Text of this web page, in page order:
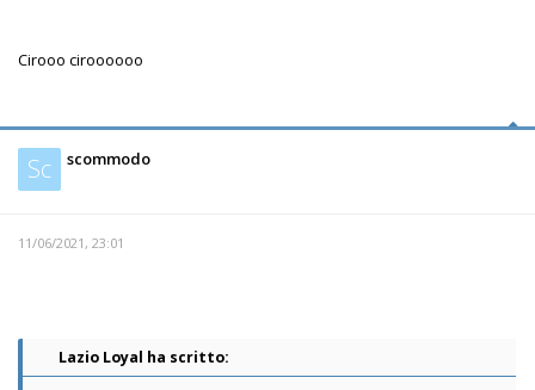
Cirooo ciroooooo
Sc scommodo
11/06/2021, 23:01
Lazio Loyal ha scritto: